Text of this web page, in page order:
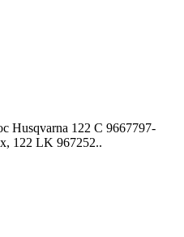
Husqvarna 122 C 9667797-
122 LK 967252..